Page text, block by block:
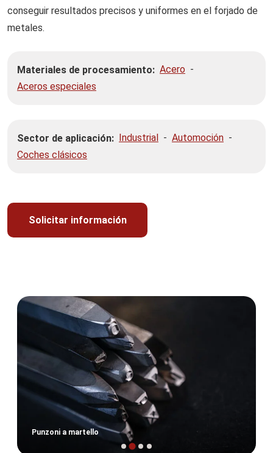
conseguir resultados precisos y uniformes en el forjado de
metales.
Materiales de procesamiento: Acero -
Aceros especiales
Sector de aplicación: Industrial - Automoción -
Coches clásicos
Solicitar información
Punzoni a martello